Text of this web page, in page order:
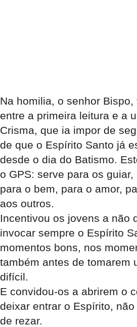
Na homilia, o senhor
entre a primeira leitura e a
Crisma, que ia impor de
de que o Espírito Santo já
desde o dia do Batismo.
o GPS: serve para os
para o bem, para o amor,
aos outros.
Incentivou os jovens a não
invocar sempre o Espírito
momentos bons, nos
também antes de tomarem
difícil.
E convidou-os a abrirem o
deixar entrar o Espírito,
de rezar.